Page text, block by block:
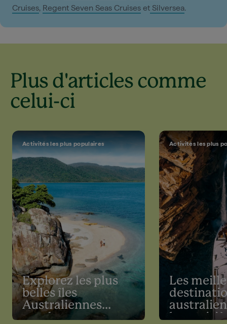
Cruises, Regent Seven Seas Cruises et Silversea.
Plus d'articles comme
celui-ci
Activités les plus populaires
Explorez les plus
belles îles
Australiennes
pendant vos
Activités les plus
Les
les